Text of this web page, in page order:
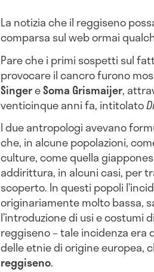
La notizia che il reggiseno
comparsa sul web ormai
Pare che i primi sospetti sul
provocare il cancro furono
SingereSoma Grismaijer,
venticinque anni fa, intitolato
I due antropologi avevano
che, in alcune popolazioni,
culture, come quella
addirittura, in alcuni casi, per
scoperto. In questi popoli
originariamente molto bassa,
l’introduzione di usi e costumi
reggiseno – tale incidenza era
delle etnie di origine europea,
reggiseno.